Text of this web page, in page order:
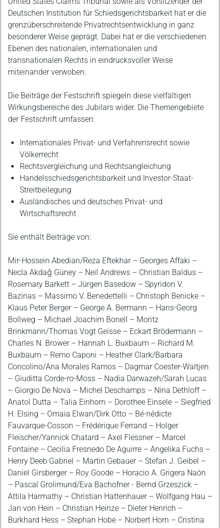
Deutschen Institution für Schiedsgerichtsbarkeit hat er die
grenzüberschreitende Privatrechtsentwicklung in ganz
besonderer Weise geprägt. Dabei hat er die verschiedenen
Ebenen des nationalen, internationalen und
transnationalen Rechts in eindrucksvoller Weise
miteinander verwoben.
Die Beiträge der Festschrift spiegeln diese vielfältigen
Wirkungsbereiche des Jubilars wider. Die Themengebiete
der Festschrift umfassen:
Internationales Privat- und Verfahrensrecht sowie
Völkerrecht
Rechtsvergleichung und Rechtsangleichung
Handelsschiedsgerichtsbarkeit und Investor-Staat-
Streitbeilegung
Ausländisches und deutsches Privat- und
Wirtschaftsrecht
Sie enthält Beiträge von:
Mir-Hossein Abedian/Reza Eftekhar – Georges Affaki –
Necla Akdaǧ Güney – Neil Andrews – Christian Baldus –
Rosemary Barkett – Jürgen Basedow – Spyridon V.
Bazinas – Massimo V. Benedettelli – Christoph Benicke –
Klaus Peter Berger – George A. Bermann – Hans-Georg
Bollweg – Michael Joachim Bonell – Moritz
Brinkmann/Thomas Vogt Geisse – Eckart Brödermann –
Charles N. Brower – Hannah L. Buxbaum – Richard M.
Buxbaum – Remo Caponi – Heather Clark/Barbara
Concolino/Ana Morales Ramos – Dagmar Coester-Waltjen
– Giuditta Corde-ro-Moss – Nadia Darwazeh/Sarah Lucas
– Giorgio De Nova – Michel Deschamps – Nina Dethloff –
Anatol Dutta – Talia Einhorn – Dorothee Einsele – Siegfried
H. Elsing – Omaia Elwan/Dirk Otto – Bé-nédicte
Fauvarque-Cosson – Frédérique Ferrand – Holger
Fleischer/Yannick Chatard – Axel Flessner – Marcel
Fontaine – Cecilia Fresnedo De Aguirre – Angelika Fuchs –
Henry Deeb Gabriel – Martin Gebauer – Stefan J. Geibel –
Daniel Girsberger – Roy Goode – Horacio A. Grigera Naón
– Pascal Grolimund/Eva Bachofner - Bernd Grzeszick –
Attila Harmathy – Christian Hattenhauer – Wolfgang Hau –
Jan von Hein – Christian Heinze – Dieter Henrich –
Burkhard Hess – Stephan Hobe – Norbert Horn – Cristina